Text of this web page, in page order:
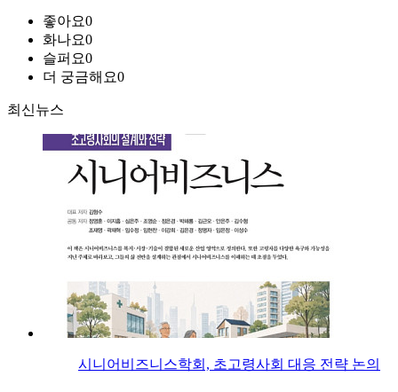
좋아요0
화나요0
슬퍼요0
더 궁금해요0
최신뉴스
시니어비즈니스학회, 초고령사회 대응 전략 논의